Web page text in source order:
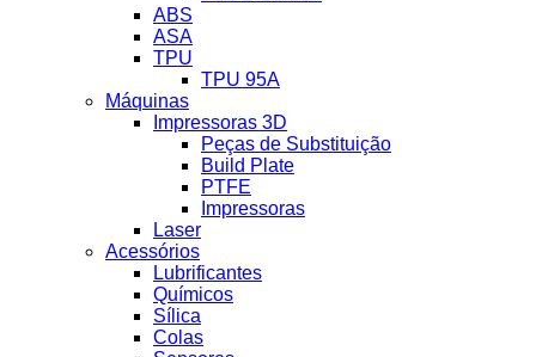
ABS
ASA
TPU
TPU 95A
Máquinas
Impressoras 3D
Peças de Substituição
Build Plate
PTFE
Impressoras
Laser
Acessórios
Lubrificantes
Químicos
Sílica
Colas